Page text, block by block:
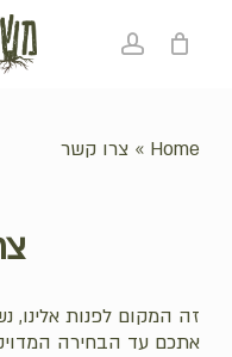
account
סל קניות
Home
» צרו קשר
זה המקום לפנות אלינו,
אתכם עד הבחירה